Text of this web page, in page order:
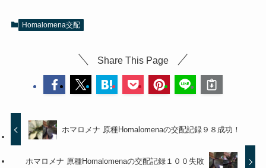
Homalomena交配
Share This Page
ホマロメナ 原種Homalomenaの交配記録９８成功！
ホマロメナ 原種Homalomenaの交配記録１００失敗